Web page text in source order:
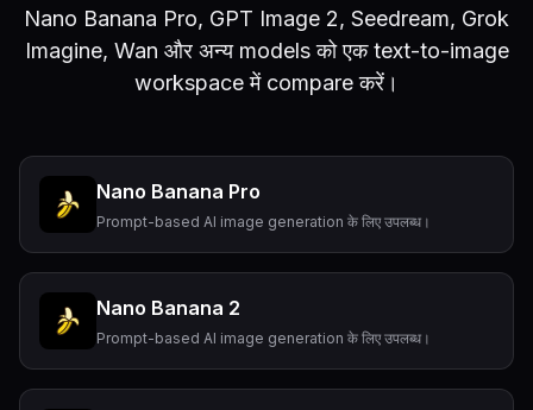
Nano Banana Pro, GPT Image 2, Seedream, Grok
Imagine, Wan और अन्य models को एक text-to-image
workspace में compare करें।
Nano Banana Pro
Prompt-based AI image generation के लिए उपलब्ध।
Nano Banana 2
Prompt-based AI image generation के लिए उपलब्ध।